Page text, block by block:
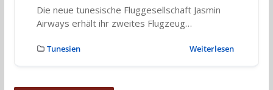
Die neue tunesische Fluggesellschaft Jasmin
Airways erhält ihr zweites Flugzeug…
Tunesien Weiterlesen